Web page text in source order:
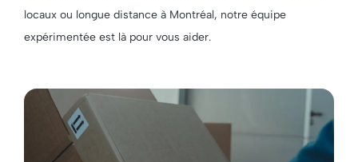
locaux ou longue distance à Montréal, notre équipe
expérimentée est là pour vous aider.